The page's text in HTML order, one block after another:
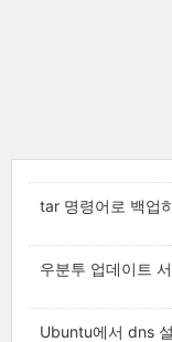
tar 명령어로 백업
우분투 업데이트
Ubuntu에서 dns